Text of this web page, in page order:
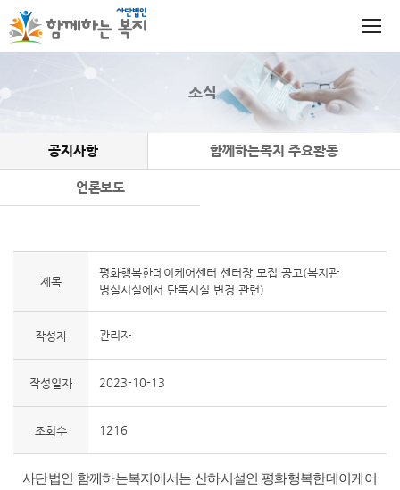
소식
공지사항 함께하는복지 주요활동
언론보도
제목
평화행복한데이케어센터 센터장 모집 공고(복지관
병설시설에서 단독시설 변경 관련)
작성자 관리자
작성일자 2023-10-13
조회수 1216
사단법인 함께하는복지에서는 산하시설인 평화행복한데이케어